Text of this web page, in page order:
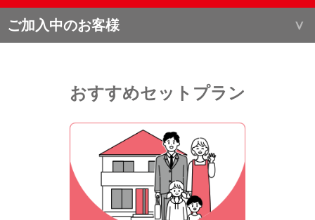
ご加入中のお客様
おすすめセットプラン